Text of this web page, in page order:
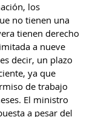
los
no tienen una
tienen derecho
a nueve
decir, un plazo
ya que
de trabajo
El ministro
a pesar del